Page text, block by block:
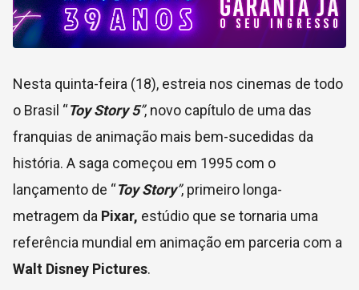
Nesta quinta-feira (18), estreia nos cinemas de todo
o Brasil “Toy Story 5”, novo capítulo de uma das
franquias de animação mais bem-sucedidas da
história. A saga começou em 1995 com o
lançamento de “Toy Story”, primeiro longa-
metragem da Pixar, estúdio que se tornaria uma
referência mundial em animação em parceria com a
Walt Disney Pictures.